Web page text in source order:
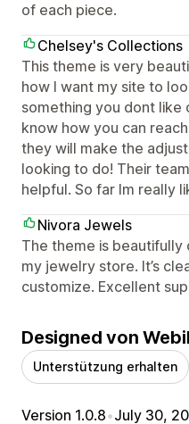
of each piece.
Chelsey's Collections
This theme is very
how I want my site to
something you dont like
know how you can
they will make the
looking to do! Their
helpful. So far Im really
Nivora Jewels
The theme is
my jewelry store. It’s
customize. Excellent
Designed von
Unterstützung erhalten
Version 1.0.8•July 30,